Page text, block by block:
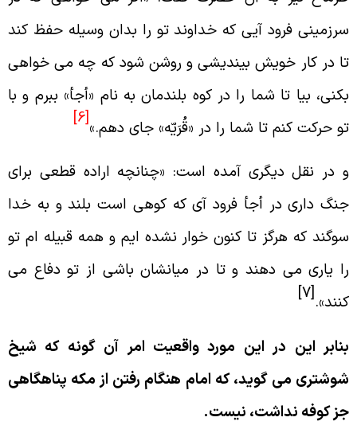
فرود آيى كه خداوند تو را بدان وسيله حفظ كند
در كار خويش بينديشى و روشن شود كه چه مى خواهى
بيا تا شما را در كوه بلندمان به نام «أجأ» ببرم و با
حركت كنم تا شما را در «قُرَيّه» جاى دهم.»
در نقل ديگرى آمده است: «چنانچه اراده قطعى براى
دارى در أجأ فرود آى كه كوهى است بلند و به خدا
كه هرگز تا كنون خوار نشده ايم و همه قبيله ام تو
يارى مى دهند و تا در ميانشان باشى از تو دفاع مى
اين در اين مورد واقعيت امر آن گونه كه شيخ
مى گويد، كه امام هنگام رفتن از مكه پناهگاهى
كوفه نداشت، نيست.